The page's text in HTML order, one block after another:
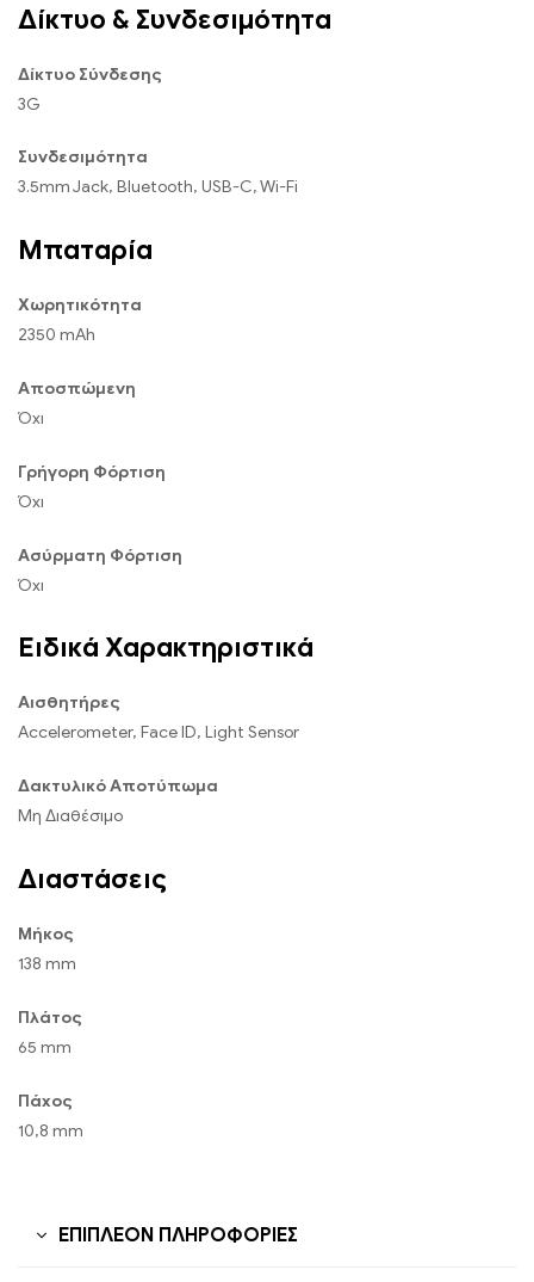
Δίκτυο & Συνδεσιμότητα
Δίκτυο Σύνδεσης
3G
Συνδεσιμότητα
3.5mm Jack, Bluetooth, USB-C, Wi-Fi
Μπαταρία
Χωρητικότητα
2350 mAh
Αποσπώμενη
Όχι
Γρήγορη Φόρτιση
Όχι
Ασύρματη Φόρτιση
Όχι
Ειδικά Χαρακτηριστικά
Αισθητήρες
Accelerometer, Face ID, Light Sensor
Δακτυλικό Αποτύπωμα
Μη Διαθέσιμο
Διαστάσεις
Μήκος
138 mm
Πλάτος
65 mm
Πάχος
10,8 mm
ΕΠΙΠΛΈΟΝ ΠΛΗΡΟΦΟΡΊΕΣ